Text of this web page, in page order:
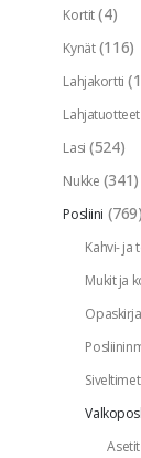
Kortit (4)
Kynät (116)
Lahjakortti
Lahjatuotteet
Lasi (524)
Nukke (341)
Posliini (769)
Kahvi- ja
Mukit ja
Siveltimet